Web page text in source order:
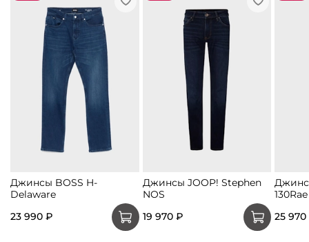
Джинсы BOSS H-
Delaware
23 990 ₽
Джинсы JOOP! Stephen
NOS
19 970 ₽
130Rae
25